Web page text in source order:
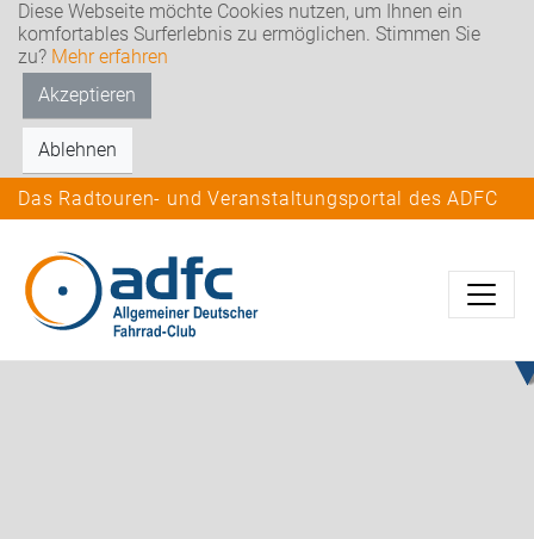
Diese Webseite möchte Cookies nutzen, um Ihnen ein
komfortables Surferlebnis zu ermöglichen. Stimmen Sie
zu? Mehr erfahren
Akzeptieren
Ablehnen
Das Radtouren- und Veranstaltungsportal des ADFC